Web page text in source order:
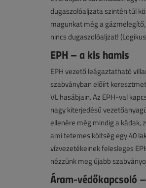
dugaszolóaljzata szintén túl
magunkat még a
nincs dugaszolóaljzat!
EPH – a kis hamis
EPH vezető leágaztatható
szabványban előírt
VL hasábjain. Az EPH-val
nagy kiterjedésű
ellenére még mindig a kádak,
ami tetemes költség egy 40
vízvezetékeinek felesleges
nézzünk meg újabb
Áram-védőkapcsoló